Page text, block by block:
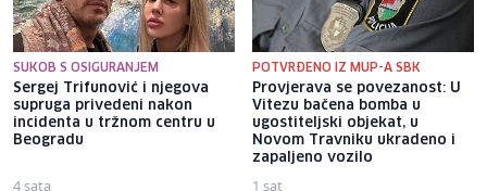
SUKOB S OSIGURANJEM
Sergej Trifunović i njegova
supruga privedeni nakon
incidenta u tržnom centru u
Beogradu
4 sata
POTVRĐENO IZ MUP-A SBK
Provjerava se povezanost: U
Vitezu bačena bomba u
ugostiteljski objekat, u
Novom Travniku ukradeno i
zapaljeno vozilo
1 sat